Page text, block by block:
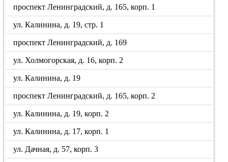
проспект Ленинградский, д. 165, корп. 1
ул. Калинина, д. 19, стр. 1
проспект Ленинградский, д. 169
ул. Холмогорская, д. 16, корп. 2
ул. Калинина, д. 19
проспект Ленинградский, д. 165, корп. 2
ул. Калинина, д. 19, корп. 2
ул. Калинина, д. 17, корп. 1
ул. Дачная, д. 57, корп. 3